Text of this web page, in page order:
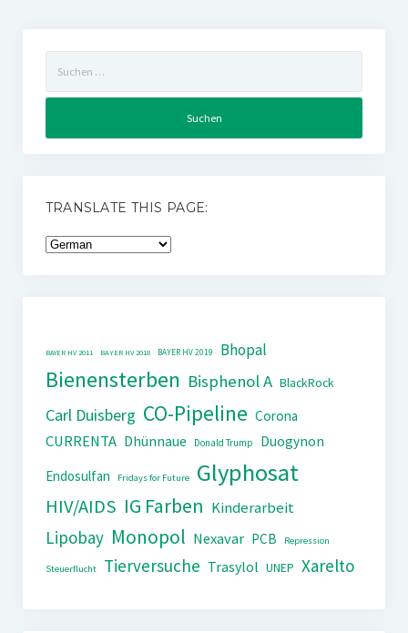
nach:
TRANSLATE THIS PAGE:
BAYER HV 2011 BAYER HV 2018 BAYER HV 2019 Bhopal
Bienensterben Bisphenol A BlackRock
Carl Duisberg CO-Pipeline Corona
CURRENTA Dhünnaue Donald Trump
Duogynon
Endosulfan
Fridays for Future Glyphosat
HIV/AIDS IG Farben Kinderarbeit
Lipobay Monopol Nexavar PCB Repression
Steuerflucht Tierversuche Trasylol UNEP Xarelto